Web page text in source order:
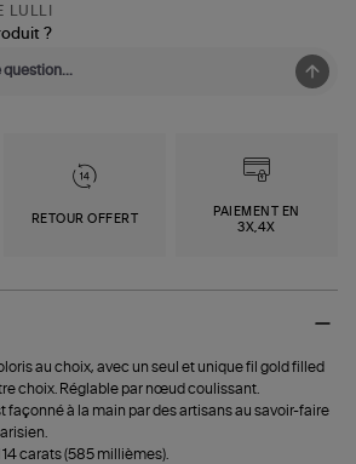
LULLI
?
RETOUR OFFERT
PAIEMENT EN
3X,4X
au choix, avec un seul et unique fil gold filled
choix. Réglable par nœud coulissant.
façonné à la main par des artisans au savoir-faire
carats (585 millièmes).